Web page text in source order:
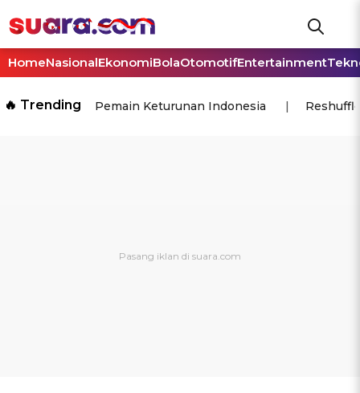
HomeNasionalEkonomiBolaOtomotifEntertainment
🔥 Trending Pemain Keturunan Indonesia